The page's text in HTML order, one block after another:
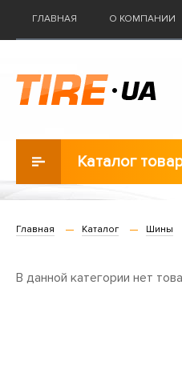
ГЛАВНАЯ О КОМПАНИИ
Каталог
Главная Каталог Шины
В данной категории нет